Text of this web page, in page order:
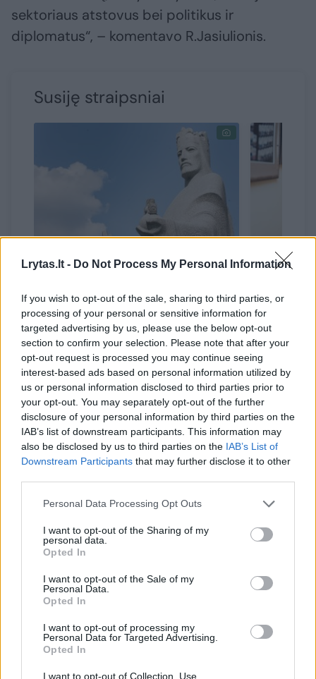
Lrytas.lt - Do Not Process My Personal Information
If you wish to opt-out of the sale, sharing to third parties, or
processing of your personal or sensitive information for
targeted advertising by us, please use the below opt-out
section to confirm your selection. Please note that after your
opt-out request is processed you may continue seeing
interest-based ads based on personal information utilized by
us or personal information disclosed to third parties prior to
your opt-out. You may separately opt-out of the further
disclosure of your personal information by third parties on the
IAB’s list of downstream participants. This information may
also be disclosed by us to third parties on the IAB’s List of
Downstream Participants that may further disclose it to other
Personal Data Processing Opt Outs
I want to opt-out of the Sharing of my
personal data.
Opted In
I want to opt-out of the Sale of my
Personal Data.
Opted In
I want to opt-out of processing my
Personal Data for Targeted Advertising.
Opted In
I want to opt-out of Collection, Use,
sektoriaus atstovus bei politikus ir
diplomatus“, – komentavo R.Jasiulionis.
Susiję straipsniai
Nuo Mindaugo laikų į
šiandienos Lietuvą: liepos 6-
ąją Vilniaus renginiai primins
šalies pasiekimus ir užduos
toną „Tautiškai giesmei“
pasaulyje
Į Lietuvą
pusės:
Pasak G.Nausėdos atstovo, renginyje šiemet
taip pat tradiciškai dalyvaus prezidento
vykstančios „DUOday“ iniciatyvos dalyviai,
žmones su negalia vienijančių asociacijų,
užsienio lietuvių bendruomenių atstovai.
„Į renginį šiemet taip pat pakviesti
visuomenininkai, tapę prezidento inicijuoto
projekto „Lietuvos galia“ metinių